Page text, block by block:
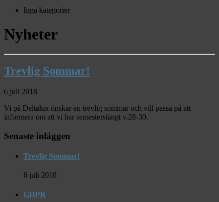
Inga kategorier
Nyheter
Trevlig Sommar!
6 juli 2018
Vi på Deltalux önskar en trevlig sommar och vill passa på att
informera om att vi har semesterstängt v.28-30.
Senaste inläggen
Trevlig Sommar!
6 juli 2018
GDPR